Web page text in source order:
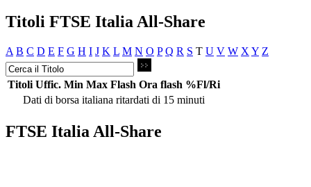
Titoli FTSE Italia All-Share
A B C D E F G H I J K L M N O P Q R S T U V W X Y Z
Titoli Uffic. Min Max Flash Ora flash %Fl/Ri
Dati di borsa italiana ritardati di 15 minuti
FTSE Italia All-Share